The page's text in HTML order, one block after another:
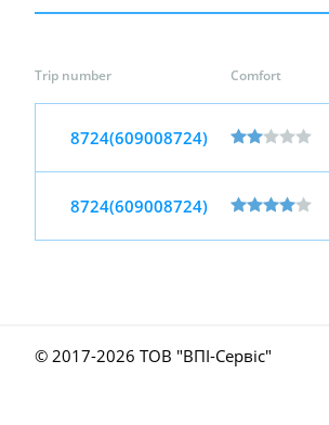
Trip number Comfort
8724(609008724)
8724(609008724)
© 2017-2026 ТОВ "ВПІ-Сервіс"